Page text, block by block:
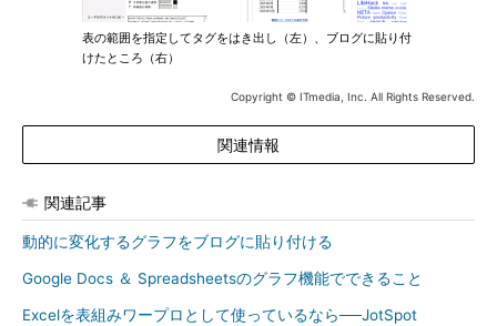
表の範囲を指定してタグをはき出し（左）、ブログに貼り付
けたところ（右）
Copyright © ITmedia, Inc. All Rights Reserved.
関連情報
関連記事
動的に変化するグラフをブログに貼り付ける
Google Docs ＆ Spreadsheetsのグラフ機能でできること
Excelを表組みワープロとして使っているなら──JotSpot